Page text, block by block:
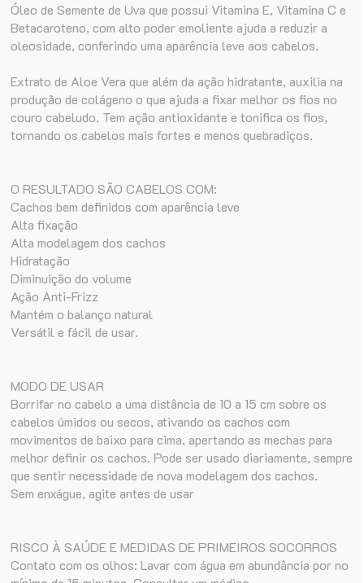
Óleo de Semente de Uva que possui Vitamina E, Vitamina C e
Betacaroteno, com alto poder emoliente ajuda a reduzir a
oleosidade, conferindo uma aparência leve aos cabelos.
Extrato de Aloe Vera que além da ação hidratante, auxilia na
produção de colágeno o que ajuda a fixar melhor os fios no
couro cabeludo. Tem ação antioxidante e tonifica os fios,
tornando os cabelos mais fortes e menos quebradiços.
O RESULTADO SÃO CABELOS COM:
Cachos bem definidos com aparência leve
Alta fixação
Alta modelagem dos cachos
Hidratação
Diminuição do volume
Ação Anti-Frizz
Mantém o balanço natural
Versátil e fácil de usar.
MODO DE USAR
Borrifar no cabelo a uma distância de 10 a 15 cm sobre os
cabelos úmidos ou secos, ativando os cachos com
movimentos de baixo para cima, apertando as mechas para
melhor definir os cachos. Pode ser usado diariamente, sempre
que sentir necessidade de nova modelagem dos cachos.
Sem enxágue, agite antes de usar
RISCO À SAÚDE E MEDIDAS DE PRIMEIROS SOCORROS
Contato com os olhos: Lavar com água em abundância por no